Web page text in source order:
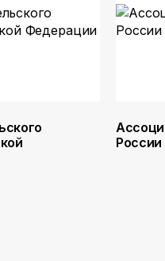
России